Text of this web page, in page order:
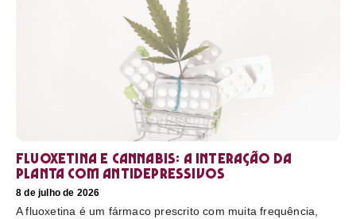
Fluoxetina e Cannabis: a interação da
planta com antidepressivos
8 de julho de 2026
A fluoxetina é um fármaco prescrito com muita frequência,